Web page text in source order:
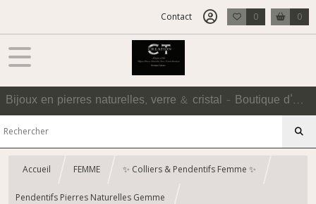
Contact 0 0
Bijoux en pierres naturelles, verre & cristal - Boutique d'Accessoires
Accueil FEMME ✨ Colliers & Pendentifs Femme ✨
Pendentifs Pierres Naturelles Gemme